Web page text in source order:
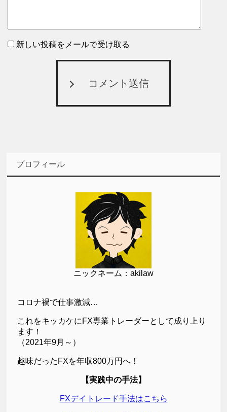
新しい投稿をメールで受け取る
コメント送信
プロフィール
ニックネーム：akilaw
コロナ禍で仕事激減…
これをキッカケにFX専業トレーダーとして成り上り
ます！
（2021年9月～）
趣味だったFXを年収800万円へ！
【実践中の手法】
FXデイトレード手法はこちら